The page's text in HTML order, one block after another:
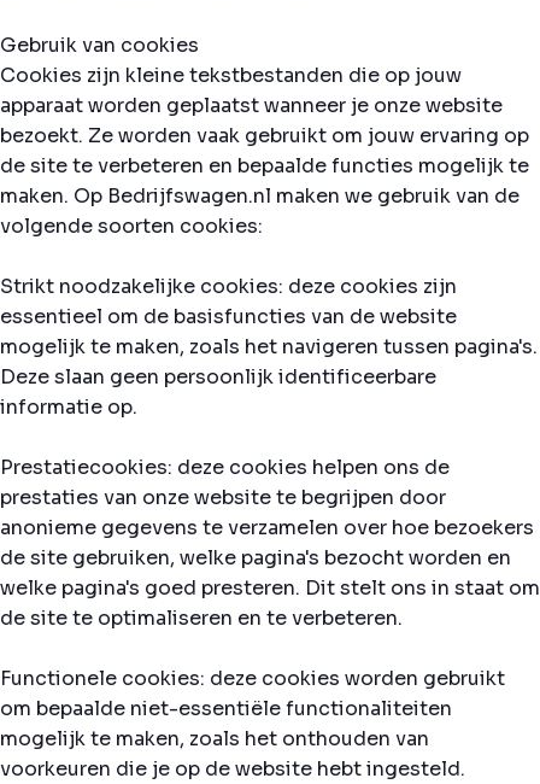
Gebruik van cookies
Cookies zijn kleine tekstbestanden die op jouw
apparaat worden geplaatst wanneer je onze website
bezoekt. Ze worden vaak gebruikt om jouw ervaring op
de site te verbeteren en bepaalde functies mogelijk te
maken. Op Bedrijfswagen.nl maken we gebruik van de
volgende soorten cookies:
Strikt noodzakelijke cookies: deze cookies zijn
essentieel om de basisfuncties van de website
mogelijk te maken, zoals het navigeren tussen pagina's.
Deze slaan geen persoonlijk identificeerbare
informatie op.
Prestatiecookies: deze cookies helpen ons de
prestaties van onze website te begrijpen door
anonieme gegevens te verzamelen over hoe bezoekers
de site gebruiken, welke pagina's bezocht worden en
welke pagina's goed presteren. Dit stelt ons in staat om
de site te optimaliseren en te verbeteren.
Functionele cookies: deze cookies worden gebruikt
om bepaalde niet-essentiële functionaliteiten
mogelijk te maken, zoals het onthouden van
voorkeuren die je op de website hebt ingesteld.